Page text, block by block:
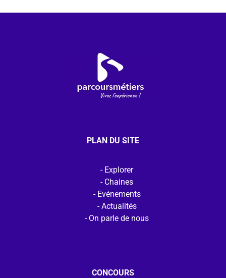
PLAN DU SITE
Explorer
Chaines
Evénements
Actualités
On parle de nous
CONCOURS